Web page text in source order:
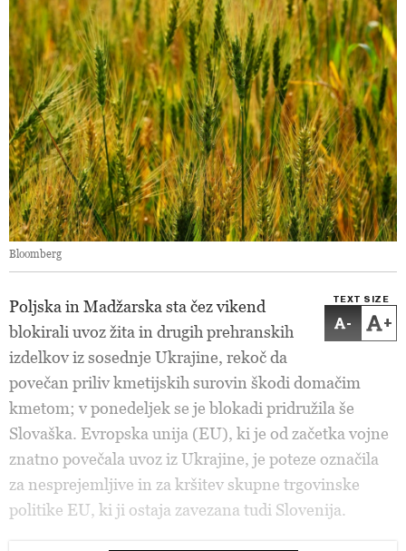
Bloomberg
TEXT SIZE
- +
Poljska in Madžarska sta čez vikend
blokirali uvoz žita in drugih prehranskih
izdelkov iz sosednje Ukrajine, rekoč da
povečan priliv kmetijskih surovin škodi domačim
kmetom; v ponedeljek se je blokadi pridružila še
Slovaška. Evropska unija (EU), ki je od začetka vojne
znatno povečala uvoz iz Ukrajine, je poteze označila
za nesprejemljive in za kršitev skupne trgovinske
politike EU, ki ji ostaja zavezana tudi Slovenija.